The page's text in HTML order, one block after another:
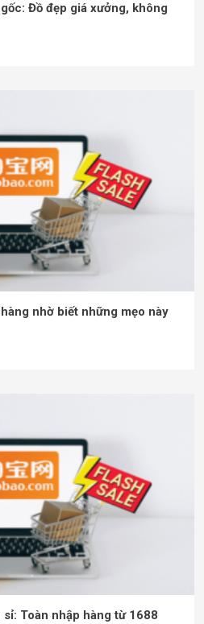
Đồ đẹp giá xưởng, không
nhờ biết những mẹo này
Toàn nhập hàng từ 1688